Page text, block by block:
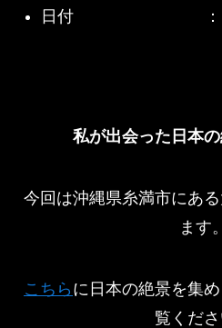
日付 ：
私が出会った日本の
今回は沖縄県糸満市にあ
ます。
こちら に日本の絶景を集
覧くださ